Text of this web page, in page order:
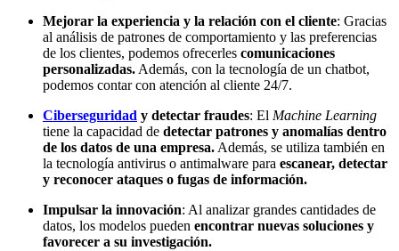
Mejorar la experiencia y la relación con el cliente: Gracias
al análisis de patrones de comportamiento y las preferencias
de los clientes, podemos ofrecerles comunicaciones
personalizadas. Además, con la tecnología de un chatbot,
podemos contar con atención al cliente 24/7.
Ciberseguridad y detectar fraudes: El Machine Learning
tiene la capacidad de detectar patrones y anomalías dentro
de los datos de una empresa. Además, se utiliza también en
la tecnología antivirus o antimalware para escanear, detectar
y reconocer ataques o fugas de información.
Impulsar la innovación: Al analizar grandes cantidades de
datos, los modelos pueden encontrar nuevas soluciones y
favorecer a su investigación.